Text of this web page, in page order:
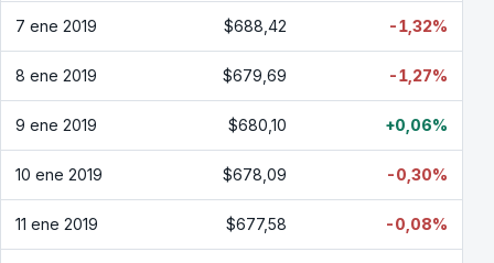
7 ene 2019 $688,42 -1,32%
8 ene 2019 $679,69 -1,27%
9 ene 2019 $680,10 +0,06%
10 ene 2019 $678,09 -0,30%
11 ene 2019 $677,58 -0,08%